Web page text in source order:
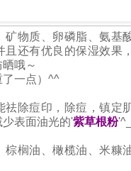
矿物质、卵磷脂、氨基
且还有优良的保湿效果
哦～
了一点）^^
祛除痘印，除痘，镇定
表面油光的'紫草根粉
棕榈油、橄榄油、米糠